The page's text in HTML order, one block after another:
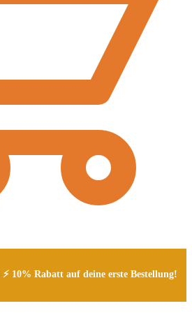
10% Rabatt auf deine erste Bestellung!